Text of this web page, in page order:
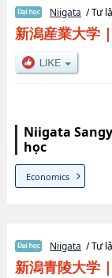
Niigata / Tư
新潟産業大学|
Niigata
học
Economics
Niigata / Tư
新潟青陵大学|